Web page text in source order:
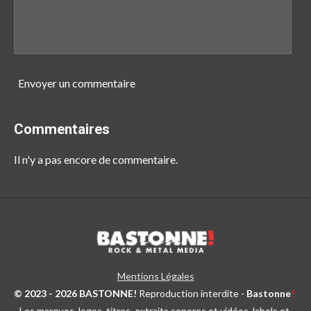
Envoyer un commentaire
Commentaires
Il n'y a pas encore de commentaire.
Mentions Légales
© 2023 - 2026 BASTONNE! Reproduction interdite - Bastonne!